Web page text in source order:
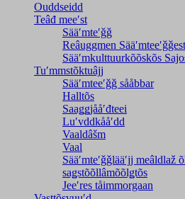
Ouddseidd
Teâđ meeʹst
Sääʹmteʹǧǧ
Reâuggmen Sääʹmteeʹǧǧest
Sääʹmkulttuurkõõskõs
Tuʹmmstõktuâjj
Sääʹmteeʹǧǧ sååbbar
Halltõs
Saaǥǥjååʹđteei
Luʹvddkååʹdd
Vaaldâšm
Vaal
Sääʹmteʹǧǧlääʹjj meâldlaž
saǥstõõllâmõõlǥtõs
Jeeʹres tåimmorgaan